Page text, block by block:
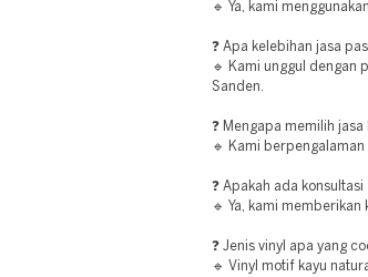
🔹 Ya, kami
❓ Apa kelebihan jasa
🔹 Kami unggul dengan
Sanden.
❓ Mengapa memilih
🔹 Kami
❓ Apakah ada
🔹 Ya, kami memberikan
❓ Jenis vinyl apa yang
🔹 Vinyl motif kayu